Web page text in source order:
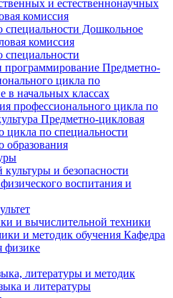
и естественнонаучных
комиссия
специальности Дошкольное
комиссия
специальности
Предметно-
цикла по
в начальных классах
профессионального цикла по
Предметно-цикловая
цикла по специальности
образования
и безопасности
воспитания и
и вычислительной техники
и методик обучения Кафедра
физике
литературы и методик
и литературы